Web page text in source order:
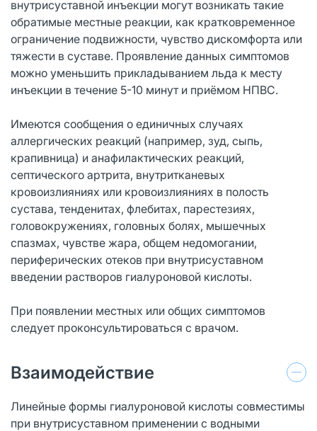
внутрисуставной инъекции могут возникать такие
обратимые местные реакции, как кратковременное
ограничение подвижности, чувство дискомфорта или
тяжести в суставе. Проявление данных симптомов
можно уменьшить прикладыванием льда к месту
инъекции в течение 5-10 минут и приёмом НПВС.
Имеются сообщения о единичных случаях
аллергических реакций (например, зуд, сыпь,
крапивница) и анафилактических реакций,
септического артрита, внутритканевых
кровоизлияниях или кровоизлияниях в полость
сустава, тенденитах, флебитах, парестезиях,
головокружениях, головных болях, мышечных
спазмах, чувстве жара, общем недомогании,
периферических отеков при внутрисуставном
введении растворов гиалуроновой кислоты.
При появлении местных или общих симптомов
следует проконсультироваться с врачом.
Взаимодействие
Линейные формы гиалуроновой кислоты совместимы
при внутрисуставном применении с водными